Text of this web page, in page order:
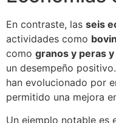
En contraste, las seis
actividades como
como granos y peras
un desempeño
han evolucionado por
permitido una mejora
Un ejemplo notable es